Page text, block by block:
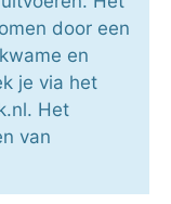
door een
en
je via het
Het
van